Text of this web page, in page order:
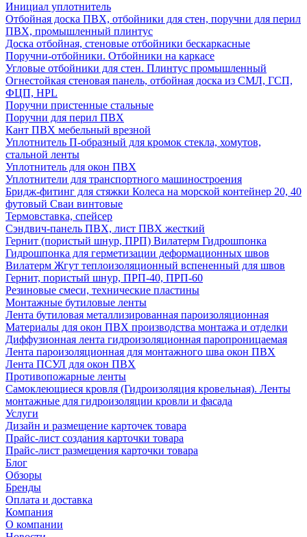
Инициал уплотнитель
Отбойная доска ПВХ, отбойники для стен, поручни для перил
ПВХ, промышленный плинтус
Доска отбойная, стеновые отбойники бескаркасные
Поручни-отбойники. Отбойники на каркасе
Угловые отбойники для стен. Плинтус промышленный
Огнестойкая стеновая панель, отбойная доска из СМЛ, ГСП,
ФЦП, HPL
Поручни пристенные стальные
Поручни для перил ПВХ
Кант ПВХ мебельный врезной
Уплотнитель П-образный для кромок стекла, хомутов,
стальной ленты
Уплотнитель для окон ПВХ
Уплотнители для транспортного машиностроения
Бридж-фитинг для стяжки Колеса на морской контейнер 20, 40
футовый Сваи винтовые
Термовставка, спейсер
Сэндвич-панель ПВХ, лист ПВХ жесткий
Гернит (пористый шнур, ПРП) Вилатерм Гидрошпонка
Гидрошпонка для герметизации деформационных швов
Вилатерм Жгут теплоизоляционный вспененный для швов
Гернит, пористый шнур, ПРП-40, ПРП-60
Резиновые смеси, технические пластины
Монтажные бутиловые ленты
Лента бутиловая металлизированная пароизоляционная
Материалы для окон ПВХ производства монтажа и отделки
Диффузионная лента гидроизоляционная паропроницаемая
Лента пароизоляционная для монтажного шва окон ПВХ
Лента ПСУЛ для окон ПВХ
Противопожарные ленты
Самоклеющиеся кровля (Гидроизоляция кровельная). Ленты
монтажные для гидроизоляции кровли и фасада
Услуги
Дизайн и размещение карточек товара
Прайс-лист создания карточки товара
Прайс-лист размещения карточки товара
Блог
Обзоры
Бренды
Оплата и доставка
Компания
О компании